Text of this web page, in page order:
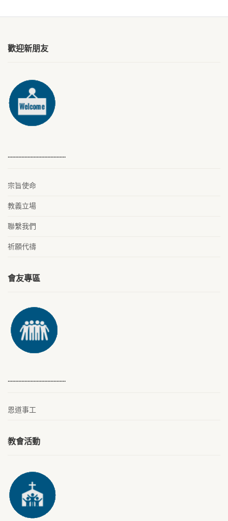
歡迎新朋友
………………………………..
宗旨使命
教義立場
聯繫我們
祈願代禱
會友專區
………………………………..
恩道事工
教會活動